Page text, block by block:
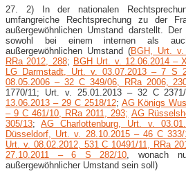
27. 2) In der nationalen
umfangreiche Rechtsprechung zu der
außergewöhnlichen Umstand darstellt.
sowohl bei einem internen als
außergewöhnlichen Umstand (BGH, Urt. v.
RRa 2012, 288; BGH Urt. v. 12.06.2014 –
LG Darmstadt, Urt. v. 03.07.2013 – 7 S
08.05.2006 – 32 C 349/06, RRa 2006,
1770/11; Urt. v. 25.01.2013 – 32 C
13.06.2013 – 29 C 2518/12; AG Königs
– 9 C 461/10, RRa 2011, 293; AG
305/13; AG Charlottenburg, Urt. v.
Düsseldorf, Urt. v. 28.10.2015 – 46 C 333/
Urt. v. 08.02.2012, 531 C 10491/11, RRa
27.10.2011 – 6 S 282/10 , wonach
außergewöhnlicher Umstand sein soll)